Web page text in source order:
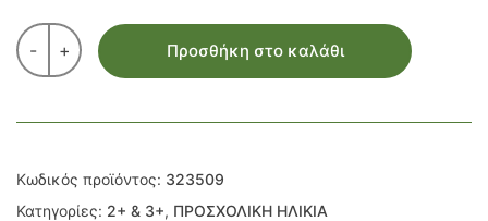
- + Προσθήκη στο καλάθι
Κωδικός προϊόντος: 323509
Κατηγορίες: 2+ & 3+, ΠΡΟΣΧΟΛΙΚΗ ΗΛΙΚΙΑ